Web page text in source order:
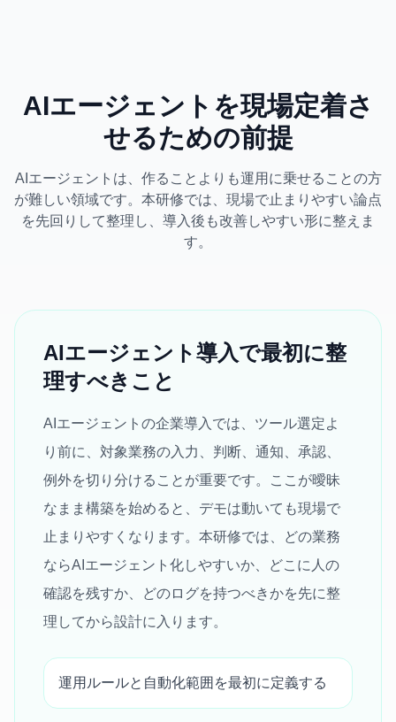
AIエージェントを現場定着さ
せるための前提
AIエージェントは、作ることよりも運用に乗せることの方
が難しい領域です。本研修では、現場で止まりやすい論点
を先回りして整理し、導入後も改善しやすい形に整えま
す。
AIエージェント導入で最初に整
理すべきこと
AIエージェントの企業導入では、ツール選定よ
り前に、対象業務の入力、判断、通知、承認、
例外を切り分けることが重要です。ここが曖昧
なまま構築を始めると、デモは動いても現場で
止まりやすくなります。本研修では、どの業務
ならAIエージェント化しやすいか、どこに人の
確認を残すか、どのログを持つべきかを先に整
理してから設計に入ります。
運用ルールと自動化範囲を最初に定義する